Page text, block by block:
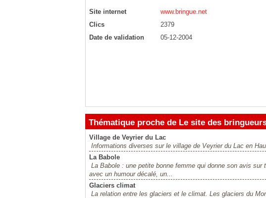
Site internet
www.bringue.net
Clics
2379
Date de validation
05-12-2004
Thématique proche de Le site des
Village de Veyrier du Lac
Informations diverses sur le village de Veyrier du Lac en
La Babole
La Babole : une petite bonne femme qui donne son avis
avec un humour décalé, un...
Glaciers climat
La relation entre les glaciers et le climat. Les glaciers du